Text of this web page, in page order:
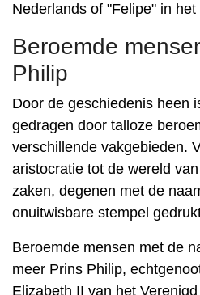
Nederlands of "Felipe" in het
Beroemde
Philip
Door de geschiedenis heen
gedragen door talloze
verschillende vakgebieden.
aristocratie tot de wereld
zaken, degenen met de
onuitwisbare stempel
Beroemde mensen met de
meer Prins Philip,
Elizabeth II van het